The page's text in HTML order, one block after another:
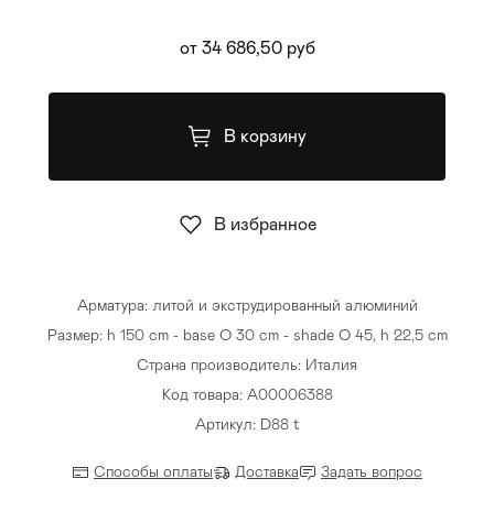
Стулья >
Арматура: литой и экструдированный алюминий
Размер: h 150 cm - base O 30 cm - shade O 45, h 22,5 cm
Страна производитель: Италия
Код товара: A00006388
Артикул: D88 t
Способы оплаты Доставка Задать вопрос
от 34 686,50 руб
В корзину
В избранное